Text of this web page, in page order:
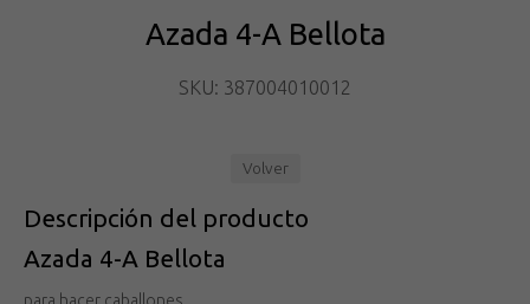
Azada 4-A Bellota
SKU: 387004010012
Volver
Descripción del producto
Azada 4-A Bellota